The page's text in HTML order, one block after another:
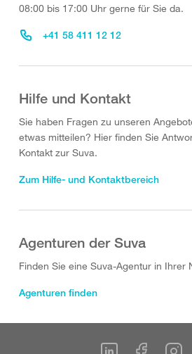
08:00 bis 17:00 Uhr gerne für Sie da.
+41 58 411 12 12
Hilfe und Kontakt
Sie haben Fragen zu unseren
etwas mitteilen? Hier finden Sie
Kontakt zur Suva.
Zum Hilfe- und Kontaktbereich
Agenturen der Suva
Finden Sie eine Suva-Agentur in Ihrer
Agenturen finden